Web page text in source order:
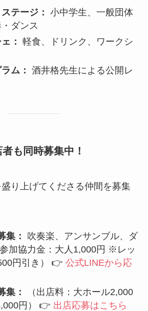
テージ：
小中学生、一般団体
ダンス
： 軽食、ドリンク、ワークシ
ム：
酒井格先生による公開レ
も同時募集中！
り上げてくださる仲間を募集
集：
吹奏楽、アンサンブル、ダ
加協力金：大人1,000円 ※レッ
円引き） 👉 公式LINEから応
集：
（出店料：大ホール2,000
円） 👉 出店応募はこちら